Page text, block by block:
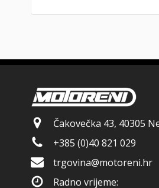
Čakovečka 43, 40305
+385 (0)40 821 029
trgovina@motoreni.hr
Radno vrijeme: